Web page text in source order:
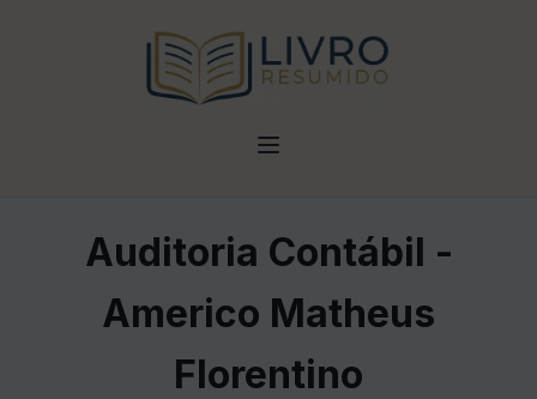
Auditoria Contábil -
Americo Matheus
Florentino